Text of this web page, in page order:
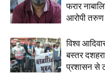
फरार
आरोपी तरुण
विश्व
बस्तर
प्रशासन से